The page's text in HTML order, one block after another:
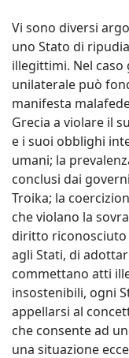
Vi sono diversi
uno Stato di
illegittimi. Nel caso
unilaterale può
manifesta
Grecia a violare il
e i suoi obblighi
umani; la
conclusi dai
Troika; la
che violano la
diritto riconosciuto
agli Stati, di
commettano atti
insostenibili, ogni
appellarsi al
che consente ad
una situazione